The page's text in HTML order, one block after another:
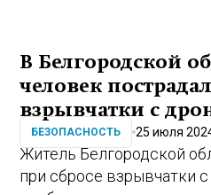
В Белгородской
человек
взрывчатки с
БЕЗОПАСНОСТЬ 25 июля
Житель Белгородской
при сбросе взрывчатки